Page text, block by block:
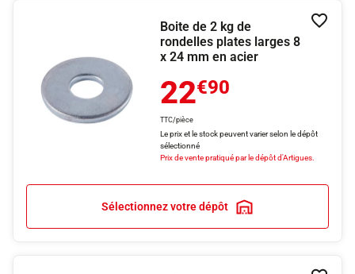
Boite de 2 kg de
rondelles plates larges 8
x 24 mm en acier
22€90
TTC/pièce
Le prix et le stock peuvent varier selon le dépôt
sélectionné
Prix de vente pratiqué par le dépôt d'Artigues.
Sélectionnez votre dépôt